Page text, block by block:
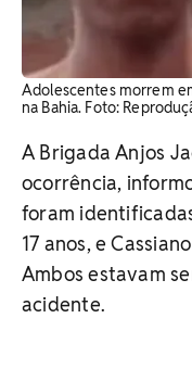
Adolescentes morrem
na Bahia. Foto:
A Brigada Anjos
ocorrência,
foram
17 anos, e
Ambos estavam
acidente.